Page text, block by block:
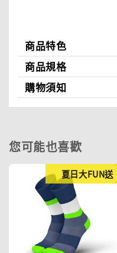
商品特色
商品規格
購物須知
您可能也喜歡
夏日大FUN送